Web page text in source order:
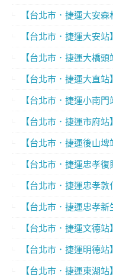
【台北市．捷運大安森
【台北市．捷運大安站】
【台北市．捷運大橋頭
【台北市．捷運大直站】
【台北市．捷運小南門
【台北市．捷運市府站】
【台北市．捷運後山埤
【台北市．捷運忠孝復
【台北市．捷運忠孝敦
【台北市．捷運忠孝新
【台北市．捷運文德站】
【台北市．捷運明德站】
【台北市．捷運東湖站】